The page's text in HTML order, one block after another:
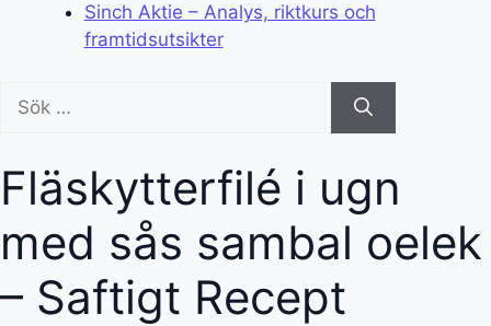
Sinch Aktie – Analys, riktkurs och
framtidsutsikter
efter:
Fläskytterfilé i ugn
med sås sambal oelek
– Saftigt Recept